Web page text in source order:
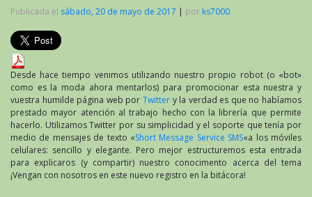
Publicada el sábado, 20 de mayo de 2017 | por ks7000
Desde hace tiempo venimos utilizando nuestro propio robot (o «bot»
como es la moda ahora mentarlos) para promocionar esta nuestra y
vuestra humilde página web por Twittery la verdad es que no habíamos
prestado mayor atención al trabajo hecho con la librería que permite
hacerlo. Utilizamos Twitter por su simplicidad y el soporte que tenía por
medio de mensajes de texto «Short Message Service SMS«a los móviles
celulares: sencillo y elegante. Pero mejor estructuremos esta entrada
para explicaros (y compartir) nuestro conocimento acerca del tema
¡Vengan con nosotros en este nuevo registro en la bitácora!